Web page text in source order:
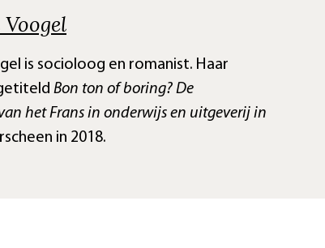
is socioloog en romanist. Haar
Bon ton of boring? De
het Frans in onderwijs en uitgeverij in
in 2018.